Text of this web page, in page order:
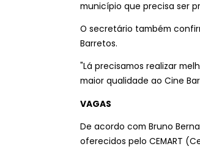
município que precisa ser
O secretário também
Barretos.
"Lá precisamos realizar
maior qualidade ao Cine
VAGAS
De acordo com Bruno
oferecidos pelo CEMART